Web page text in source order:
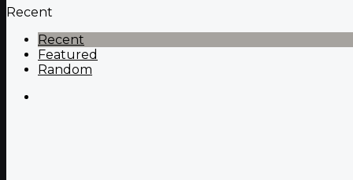
Recent
Recent
Featured
Random